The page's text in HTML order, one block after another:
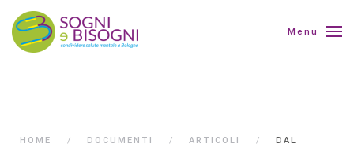
Menu
HOME DOCUMENTI ARTICOLI
DAL